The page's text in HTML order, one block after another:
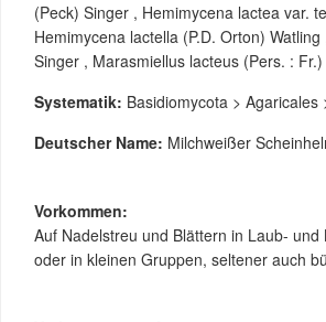
(Peck) Singer , Hemimycena lactea var.
Hemimycena lactella (P.D. Orton)
Singer , Marasmiellus lacteus (Pers. :
Systematik: Basidiomycota > Agaricales
Deutscher Name: Milchweißer
Vorkommen:
Auf Nadelstreu und Blättern in Laub-
oder in kleinen Gruppen, seltener auch